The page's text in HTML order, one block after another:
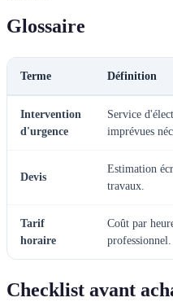
Glossaire
Terme Définition
Intervention
d'urgence
Service
imprévues
Devis
Estimation
travaux.
Tarif
horaire
Coût par
professionnel.
Checklist avant